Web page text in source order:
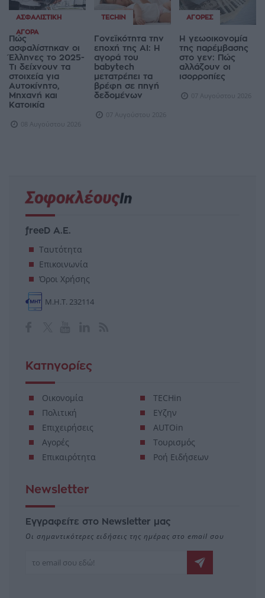
ΑΣΦΑΛΙΣΤΙΚΉ
ΑΓΟΡΆ
Πώς
ασφαλίστηκαν οι
Έλληνες το 2025-
Τι δείχνουν τα
στοιχεία για
Αυτοκίνητο,
Μηχανή και
Κατοικία
08 Αυγούστου 2026
TECHIN
Γονεϊκότητα την
εποχή της AI: Η
αγορά του
babytech
μετατρέπει τα
βρέφη σε πηγή
δεδομένων
07 Αυγούστου 2026
ΑΓΟΡΈΣ
Η γεωοικονομία
της παρέμβασης
στο γεν: Πώς
αλλάζουν οι
ισορροπίες
07 Αυγούστου 2026
freeD Α.Ε.
Ταυτότητα
Επικοινωνία
Όροι Χρήσης
Μ.Η.Τ. 232114
Κατηγορίες
Οικονομία
Πολιτική
Επιχειρήσεις
Αγορές
Επικαιρότητα
TECHin
ΕΥζην
AUTOin
Τουρισμός
Ροή Ειδήσεων
Newsletter
Εγγραφείτε στο Newsletter μας
Οι σημαντικότερες ειδήσεις της ημέρας στο email σου